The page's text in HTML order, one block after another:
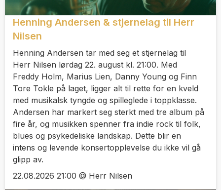
Henning Andersen & stjernelag til Herr
Nilsen
Henning Andersen tar med seg et stjernelag til
Herr Nilsen lørdag 22. august kl. 21:00. Med
Freddy Holm, Marius Lien, Danny Young og Finn
Tore Tokle på laget, ligger alt til rette for en kveld
med musikalsk tyngde og spilleglede i toppklasse.
Andersen har markert seg sterkt med tre album på
fire år, og musikken spenner fra indie rock til folk,
blues og psykedeliske landskap. Dette blir en
intens og levende konsertopplevelse du ikke vil gå
glipp av.
22.08.2026 21:00 @ Herr Nilsen